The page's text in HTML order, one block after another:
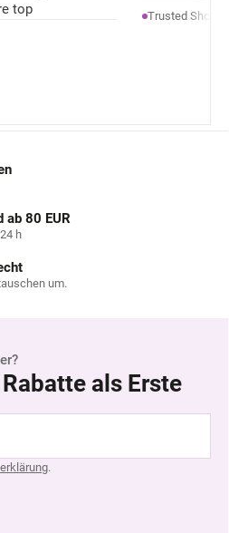
top
Trusted Shops
ab 80 EUR
h
um.
als Erste
.